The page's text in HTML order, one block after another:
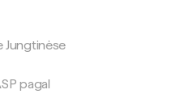
Jungtinėse
pagal